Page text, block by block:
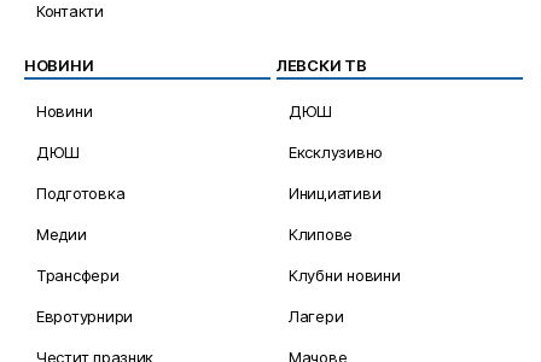
Контакти
НОВИНИ
Новини
ДЮШ
Подготовка
Медии
Трансфери
Евротурнири
Честит празник
ЛЕВСКИ ТВ
ДЮШ
Ексклузивно
Инициативи
Клипове
Клубни новини
Лагери
Мачове